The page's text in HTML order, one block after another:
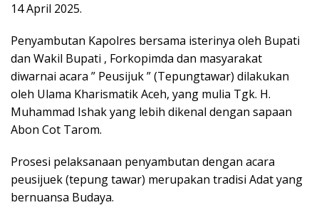
14 April 2025.
Penyambutan Kapolres bersama isterinya oleh Bupati
dan Wakil Bupati , Forkopimda dan masyarakat
diwarnai acara ” Peusijuk ” (Tepungtawar) dilakukan
oleh Ulama Kharismatik Aceh, yang mulia Tgk. H.
Muhammad Ishak yang lebih dikenal dengan sapaan
Abon Cot Tarom.
Prosesi pelaksanaan penyambutan dengan acara
peusijuek (tepung tawar) merupakan tradisi Adat yang
bernuansa Budaya.